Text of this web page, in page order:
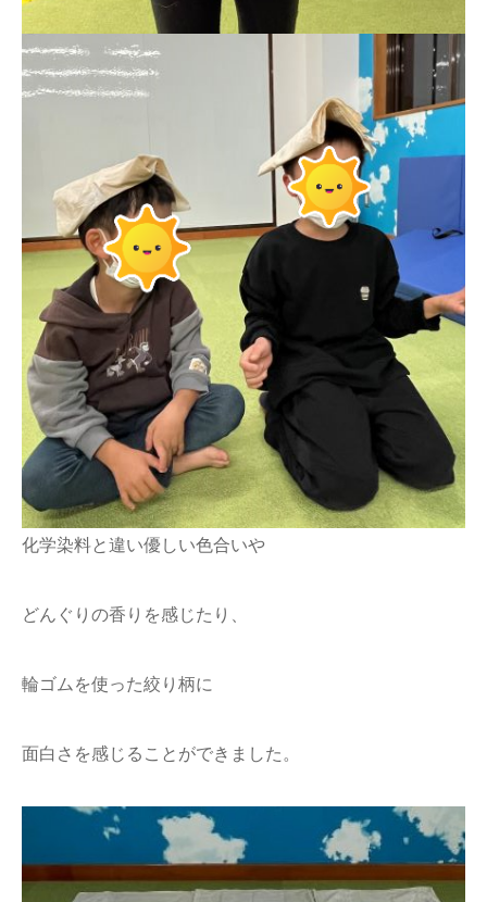
化学染料と違い優しい色合いや
どんぐりの香りを感じたり、
輪ゴムを使った絞り柄に
面白さを感じることができました。